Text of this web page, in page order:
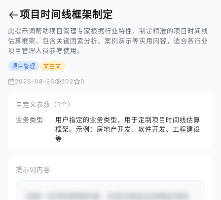
←项目时间线框架制定
此提示词帮助项目管理专家根据行业特性，制定精准的项目时间线
估算框架，包含关键因素分析、案例演示等实用内容，适合各行业
项目管理人员参考使用。
项目管理 文生文
2025-08-26 502 0
自定义参数（1个）
业务类型
用户指定的业务类型，用于定制项目时间线估算
框架。示例：房地产开发、软件开发、工程建设
等
提示词内容